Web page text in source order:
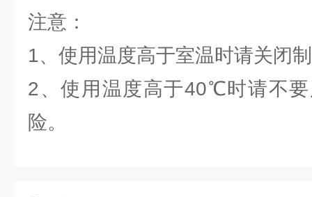
注意：
1、使用温度高于室温时请关闭
2、使用温度高于40℃时请不
险。